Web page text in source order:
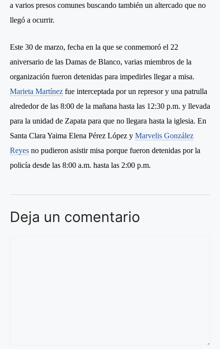
a varios presos comunes buscando también un altercado que no
llegó a ocurrir.
Este 30 de marzo, fecha en la que se conmemoró el 22
aniversario de las Damas de Blanco, varias miembros de la
organización fueron detenidas para impedirles llegar a misa.
Marieta Martínez fue interceptada por un represor y una patrulla
alrededor de las 8:00 de la mañana hasta las 12:30 p.m. y llevada
para la unidad de Zapata para que no llegara hasta la iglesia. En
Santa Clara Yaima Elena Pérez López y Marvelis González
Reyes no pudieron asistir misa porque fueron detenidas por la
policía desde las 8:00 a.m. hasta las 2:00 p.m.
Deja un comentario